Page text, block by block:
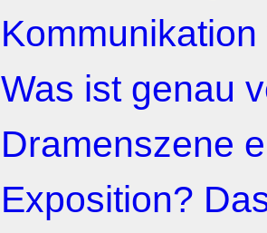
Was ist genau
Dramenszene
Exposition?